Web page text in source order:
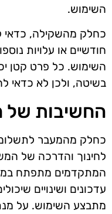
השימוש.
כחלק מהשקילה, כדאי
חודשיים או עלויות
השימוש. כל פרט קטן
בשיטה, ולכן לא כדאי
החשיבות של
כחלק מהמעבר
לחינוך והדרכה של
המתקדמים מתפתח
עדכונים ושינויים
מתבצע השימוש. על